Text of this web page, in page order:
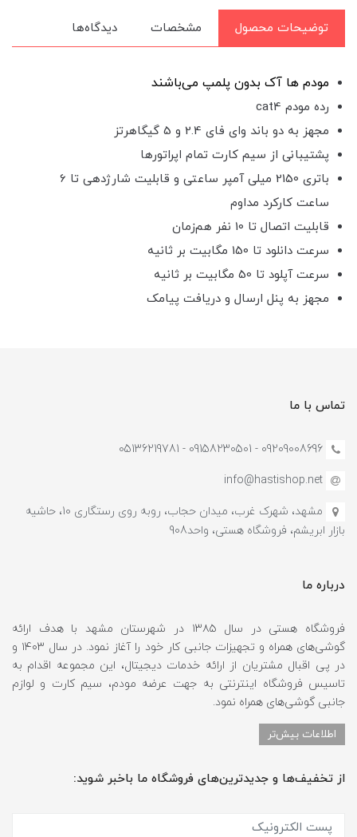
توضیحات محصول مشخصات دیدگاه‌ها
مودم ها آک بدون پلمپ می‌باشند
رده مودم cat4
مجهز به دو باند وای فای 2.4 و 5 گیگاهرتز
پشتیبانی از سیم کارت تمام اپراتورها
باتری 2150 میلی آمپر ساعتی و قابلیت شارژدهی تا 6
ساعت کارکرد مداوم
قابلیت اتصال تا 10 نفر هم‌زمان
سرعت دانلود تا 150 مگابیت بر ثانیه
سرعت آپلود تا 50 مگابیت بر ثانیه
مجهز به پنل ارسال و دریافت پیامک
تماس با ما
09209008696 - 09158230501 - 05136219781
info@hastishop.net
مشهد، شهرک غرب، میدان حجاب، روبه روی رستگاری 10، حاشیه
بازار ابریشم، فروشگاه هستی، واحد908
درباره ما
فروشگاه هستی در سال ۱۳۸۵ در شهرستان مشهد با هدف ارائه
گوشی‌های همراه و تجهیزات جانبی کار خود را آغاز نمود. در سال ۱۴۰۳ و
در پی اقبال مشتریان از ارائه خدمات دیجیتال، این مجموعه اقدام به
تاسیس فروشگاه اینترنتی به جهت عرضه مودم، سیم کارت و لوازم
جانبی گوشی‌های همراه نمود.
اطلاعات بیش‌تر
از تخفیف‌ها و جدیدترین‌های فروشگاه ما باخبر شوید: